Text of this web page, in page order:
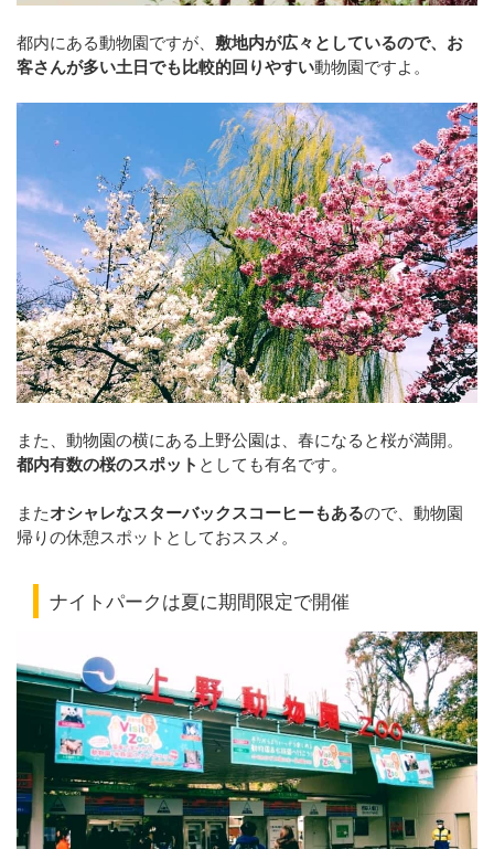
都内にある動物園ですが、 敷地内が広々としているので、お
客さんが多い土日でも比較的回りやすい動物園ですよ。
また、動物園の横にある上野公園は、春になると桜が満開。
都内有数の桜のスポット としても有名です。
またオシャレなスターバックスコーヒーもあるので、動物園
帰りの休憩スポットとしておススメ。
ナイトパークは夏に期間限定で開催